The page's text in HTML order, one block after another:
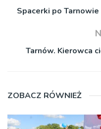
Spacerki po
Tarnów. Kierowca
ZOBACZ RÓWNIEŻ